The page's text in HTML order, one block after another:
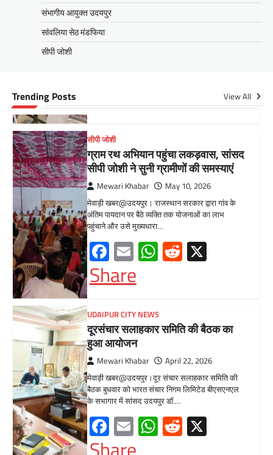
संभागीय आयुक्त उदयपुर
सांवलिया सेठ मंडफिया
सीपी जोशी
Trending Posts View All
सीपी जोशी
ग्राम रथ अभियान पहुंचा लकड़वास, सांसद
सीपी जोशी ने सुनी ग्रामीणों की समस्याएं
Share
UDAIPUR CITY NEWS
दूरसंचार सलाहकार समिति की बैठक का
हुआ आयोजन
Mewari Khabar
मेवाड़ी खबर@उदयपुर।दूर संचार सलाहकार समिति की
बैठक बुधवार को भारत संचार निगम लिमिटेड बीएसएनएल
के सभागार में सांसद उदयपुर डॉ.…
Share
BLOG
मुख्यमंत्री का उदयपुर दौरा’मुख्यमंत्री
भजनलाल शर्मा ने उदयपुर जिले को दी
विभिन्न विकास कार्यों की सौगातें’’421
करोड़ रुपये के कार्यों का किया लोकार्पण एवं
शिलान्यास’’महत्वाकांक्षी जल परियोजनाओं
पर हो रहा तेजी से काम’